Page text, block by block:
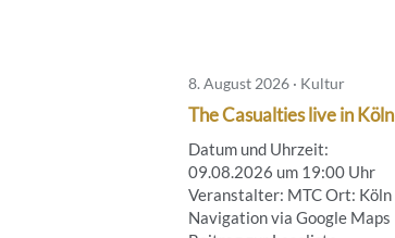
8. August 2026 · Kultur
The Casualties live in Köln
Datum und Uhrzeit:
09.08.2026 um 19:00 Uhr
Veranstalter: MTC Ort: Köln
Navigation via Google Maps